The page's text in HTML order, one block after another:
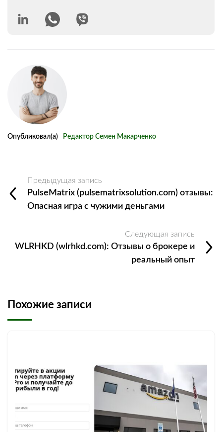
Опубликовал(а) Редактор Семен Макарченко
Предыдущая запись
PulseMatrix (pulsematrixsolution.com) отзывы:
Опасная игра с чужими деньгами
Следующая запись
WLRHKD (wlrhkd.com): Отзывы о брокере и
реальный опыт
Похожие записи